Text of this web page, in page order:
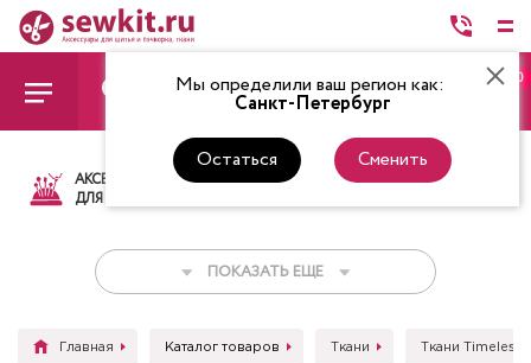
Мы определили ваш регион как:
Санкт-Петербург
Остаться Сменить
0
АКСЕССУАРЫ
ДЛЯ ШИТЬЯ
ТКАНИ НИТКИ
ПОКАЗАТЬ ЕЩЕ
Главная Каталог товаров Ткани Ткани Timeless